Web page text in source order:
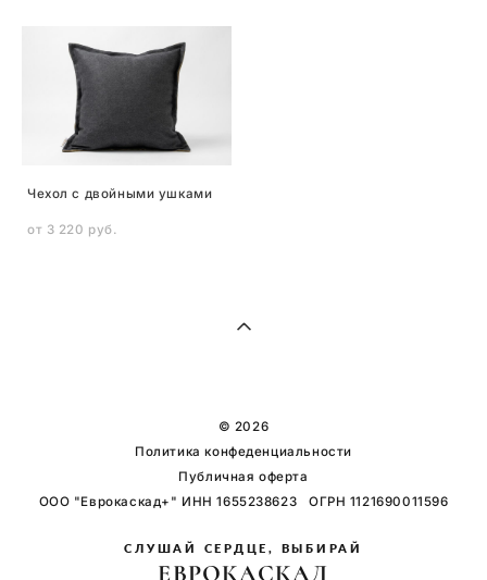
Чехол с двойными ушками
от 3 220 pуб.
© 2026
Политика конфеденциальности
Публичная оферта
ООО "Еврокаскад+" ИНН 1655238623 ОГРН 1121690011596
СЛУШАЙ СЕРДЦЕ, ВЫБИРАЙ
ЕВРОКАСКАД